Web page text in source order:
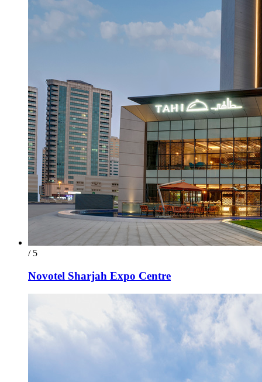
/ 5
Novotel Sharjah Expo Centre